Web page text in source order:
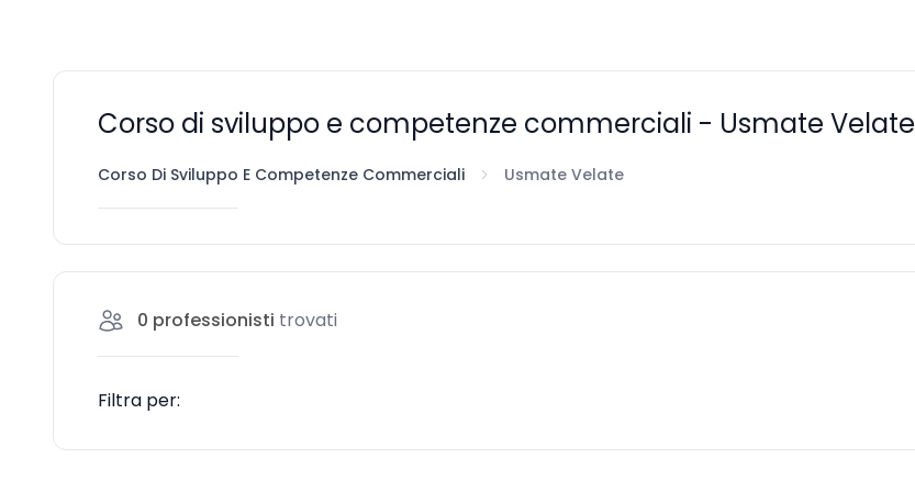
Corso di sviluppo e competenze commerciali - Usmate Velate
Corso Di Sviluppo E Competenze Commerciali Usmate Velate
0 professionisti trovati
Filtra per: